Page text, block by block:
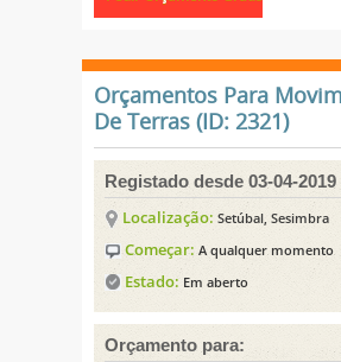
Orçamentos Para
De Terras (ID: 2321)
Registado desde 03-04-2019
Localização: Setúbal, Sesimbra
Começar: A qualquer momento
Estado: Em aberto
Orçamento para: